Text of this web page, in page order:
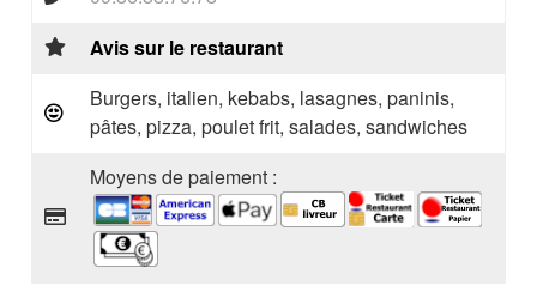
Avis sur le restaurant
Burgers, italien, kebabs, lasagnes, paninis,
pâtes, pizza, poulet frit, salades, sandwiches
Moyens de paiement :